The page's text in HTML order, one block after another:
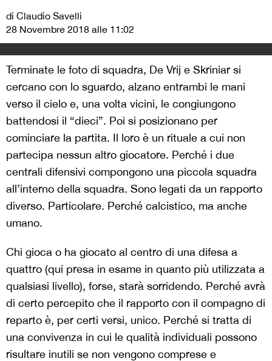
di Claudio Savelli
28 Novembre 2018 alle 11:02
Terminate le foto di squadra, De Vrij e Skriniar si
cercano con lo sguardo, alzano entrambi le mani
verso il cielo e, una volta vicini, le congiungono
battendosi il “dieci”. Poi si posizionano per
cominciare la partita. Il loro è un rituale a cui non
partecipa nessun altro giocatore. Perché i due
centrali difensivi compongono una piccola squadra
all’interno della squadra. Sono legati da un rapporto
diverso. Particolare. Perché calcistico, ma anche
umano.
Chi gioca o ha giocato al centro di una difesa a
quattro (qui presa in esame in quanto più utilizzata a
qualsiasi livello), forse, starà sorridendo. Perché avrà
di certo percepito che il rapporto con il compagno di
reparto è, per certi versi, unico. Perché si tratta di
una convivenza in cui le qualità individuali possono
risultare inutili se non vengono comprese e